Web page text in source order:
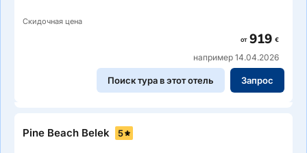
Скидочная цена
от 919 €
например 14.04.2026
Поиск тура в этот отель Запрос
Pine Beach Belek 5